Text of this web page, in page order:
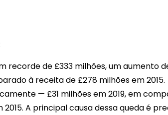
recorde de £333 milhões, um aumento
à receita de £278 milhões em 2015.
— £31 milhões em 2019, em
A principal causa dessa queda é